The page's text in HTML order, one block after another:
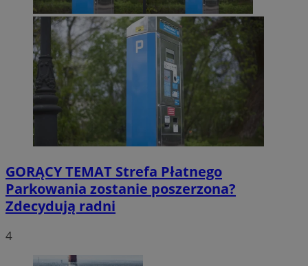
GORĄCY TEMAT Strefa Płatnego
Parkowania zostanie poszerzona?
Zdecydują radni
4